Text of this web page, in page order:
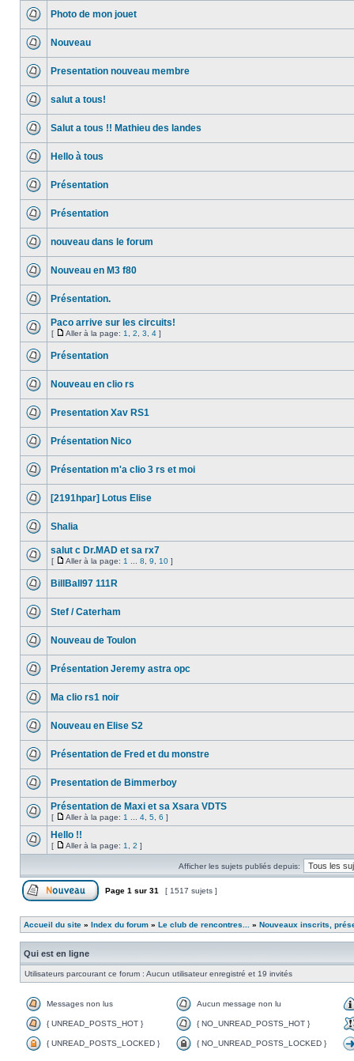
Photo de mon jouet
Nouveau
Presentation nouveau membre
salut a tous!
Salut a tous !! Mathieu des landes
Hello à tous
Présentation
Présentation
nouveau dans le forum
Nouveau en M3 f80
Présentation.
Paco arrive sur les circuits!
[ Aller à la page: 1 2 3 4 ]
Présentation
Nouveau en clio rs
Presentation Xav RS1
Présentation Nico
Présentation m'a clio 3 rs et moi
[2191hpar] Lotus Elise
Shalia
salut c Dr.MAD et sa rx7
[ Aller à la page: 1 8 9 10 ]
BillBall97 111R
Stef / Caterham
Nouveau de Toulon
Présentation Jeremy astra opc
Ma clio rs1 noir
Nouveau en Elise S2
Présentation de Fred et du monstre
Presentation de Bimmerboy
Présentation de Maxi et sa Xsara VDTS
[ Aller à la page: 1 4 5 6 ]
Hello !!
[ Aller à la page: 1 2 ]
Afficher les sujets publiés depuis:
Page 1 sur 31 [ 1517 sujets ]
Accueil du site » Index du forum » Le club de rencontres... » Nouveaux inscrits,
Qui est en ligne
Utilisateurs parcourant ce forum : Aucun utilisateur enregistré et 19 invités
Messages non lus Aucun message non lu
{ UNREAD_POSTS_HOT } { NO_UNREAD_POSTS_HOT }
{ UNREAD_POSTS_LOCKED } { NO_UNREAD_POSTS_LOCKED }